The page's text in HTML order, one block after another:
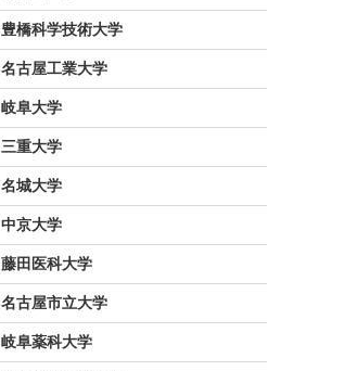
豊橋科学技術大学
名古屋工業大学
岐阜大学
三重大学
名城大学
中京大学
藤田医科大学
名古屋市立大学
岐阜薬科大学